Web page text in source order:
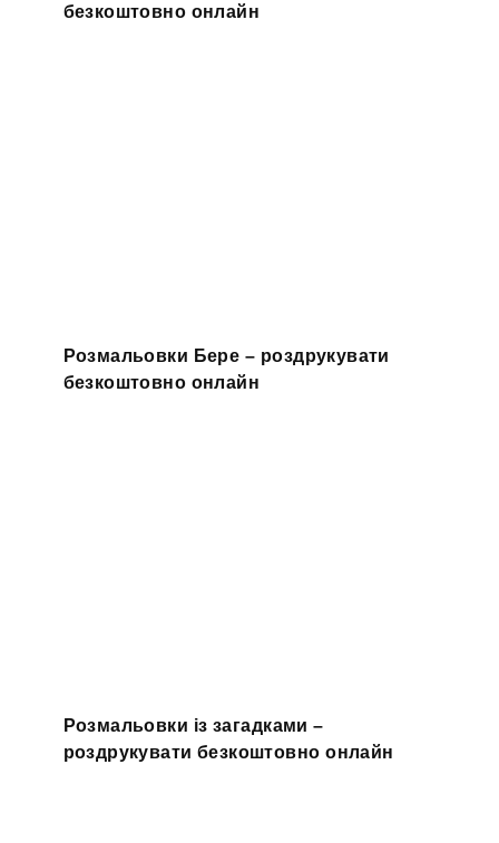
безкоштовно онлайн
Розмальовки Бере – роздрукувати
безкоштовно онлайн
Розмальовки із загадками –
роздрукувати безкоштовно онлайн